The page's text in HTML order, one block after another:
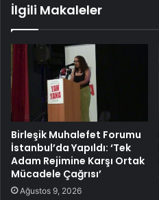
İlgili Makaleler
Birleşik Muhalefet Forumu
İstanbul’da Yapıldı: ‘Tek
Adam Rejimine Karşı Ortak
Mücadele Çağrısı’
Ağustos 9, 2026